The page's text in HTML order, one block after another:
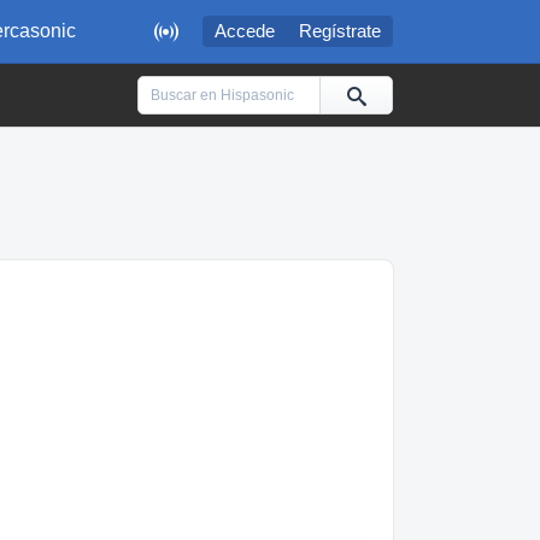
 Accede Regístrate